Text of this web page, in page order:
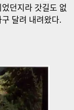
던지라 갓길도 없
달려 내려왔다.